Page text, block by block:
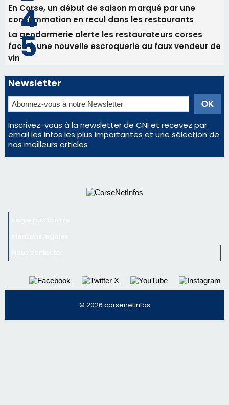
En Corse, un début de saison marqué par une
consommation en recul dans les restaurants
La gendarmerie alerte les restaurateurs corses
face à une nouvelle escroquerie au faux vendeur de
vin
Newsletter
Inscrivez-vous à la newsletter de CNI et recevez par
email les infos les plus importantes et une sélection de
nos meilleurs articles
© 2026 corsenetinfos